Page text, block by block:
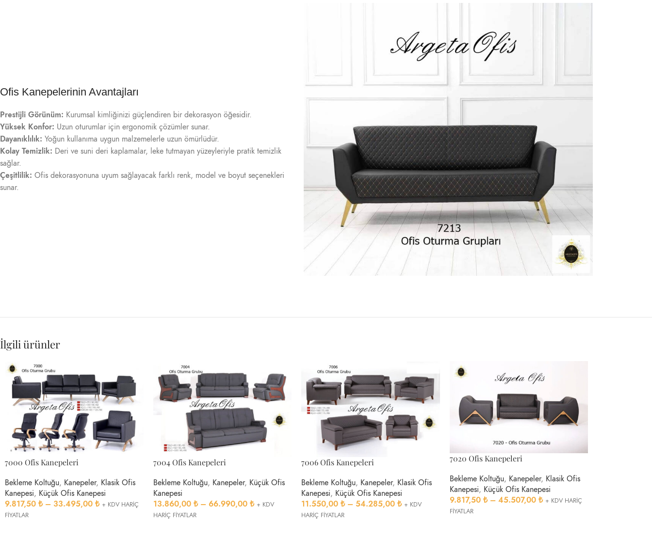
Ofis Kanepelerinin Avantajları
Prestijli Görünüm: Kurumsal kimliğinizi güçlendiren bir dekorasyon öğesidir.
Yüksek Konfor: Uzun oturumlar için ergonomik çözümler sunar.
Dayanıklılık: Yoğun kullanıma uygun malzemelerle uzun ömürlüdür.
Kolay Temizlik: Deri ve suni deri kaplamalar, leke tutmayan yüzeyleriyle pratik temizlik
sağlar.
Çeşitlilik: Ofis dekorasyonuna uyum sağlayacak farklı renk, model ve boyut seçenekleri
sunar.
İlgili ürünler
7000 Ofis Kanepeleri
Bekleme Koltuğu, Kanepeler, Klasik Ofis
Kanepesi, Küçük Ofis Kanepesi
9.817,50 ₺ – 33.495,00 ₺ + KDV HARİÇ
FİYATLAR
7004 Ofis Kanepeleri
Bekleme Koltuğu, Kanepeler, Küçük Ofis
Kanepesi
13.860,00 ₺ – 66.990,00 ₺ + KDV
HARİÇ FİYATLAR
7006 Ofis Kanepeleri
Bekleme Koltuğu, Kanepeler, Klasik Ofis
Kanepesi, Küçük Ofis Kanepesi
11.550,00 ₺ – 54.285,00 ₺ + KDV
HARİÇ FİYATLAR
7020 Ofis Kanepeleri
Bekleme Koltuğu, Kanepeler, Klasik Ofis
Kanepesi, Küçük Ofis Kanepesi
9.817,50 ₺ – 45.507,00 ₺ + KDV HARİÇ
FİYATLAR